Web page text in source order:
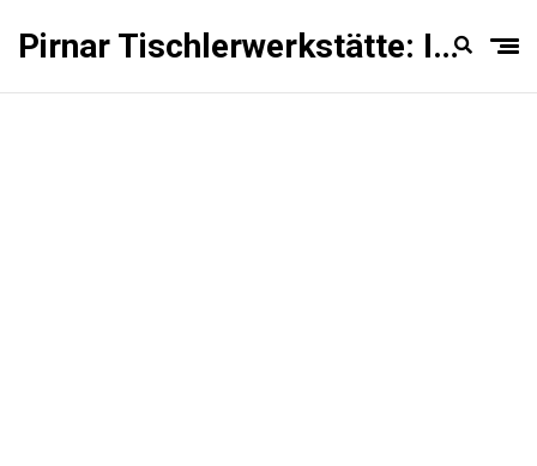
Pirnar Tischlerwerkstätte: Innentüren Experten